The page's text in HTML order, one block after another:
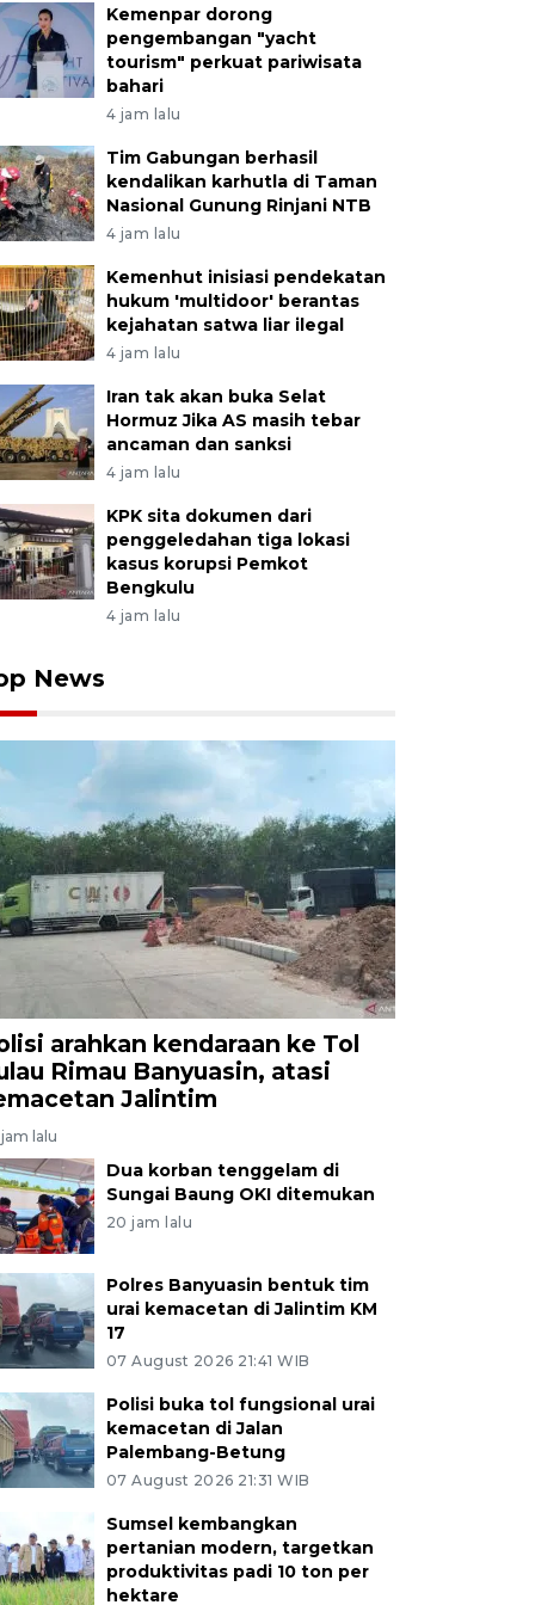
Kemenpar dorong
pengembangan "yacht
tourism" perkuat pariwisata
bahari
4 jam lalu
Tim Gabungan berhasil
kendalikan karhutla di Taman
Nasional Gunung Rinjani NTB
4 jam lalu
Kemenhut inisiasi pendekatan
hukum 'multidoor' berantas
kejahatan satwa liar ilegal
4 jam lalu
Iran tak akan buka Selat
Hormuz Jika AS masih tebar
ancaman dan sanksi
4 jam lalu
KPK sita dokumen dari
penggeledahan tiga lokasi
kasus korupsi Pemkot
Bengkulu
4 jam lalu
News
arahkan kendaraan ke Tol
Rimau Banyuasin, atasi
Jalintim
lalu
Dua korban tenggelam di
Sungai Baung OKI ditemukan
20 jam lalu
Polres Banyuasin bentuk tim
urai kemacetan di Jalintim KM
17
07 August 2026 21:41 WIB
Polisi buka tol fungsional urai
kemacetan di Jalan
Palembang-Betung
07 August 2026 21:31 WIB
Sumsel kembangkan
pertanian modern, targetkan
produktivitas padi 10 ton per
hektare